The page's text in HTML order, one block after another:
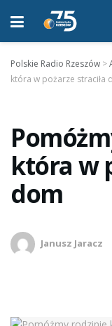
Polskie Radio Rzeszów >
która w pożarze straciła
która w
dom
Janusz Jaracz